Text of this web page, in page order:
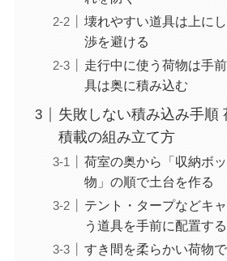
壊れやすい道具は上に
渉を避ける
走行中に使う荷物は手
具は奥に積み込む
失敗しない積み込み手順
積載の組み立て方
荷室の奥から「収納ボ
物」の順で土台を作る
テント・タープなどキ
う道具を手前に配置する
すき間を柔らかい荷物